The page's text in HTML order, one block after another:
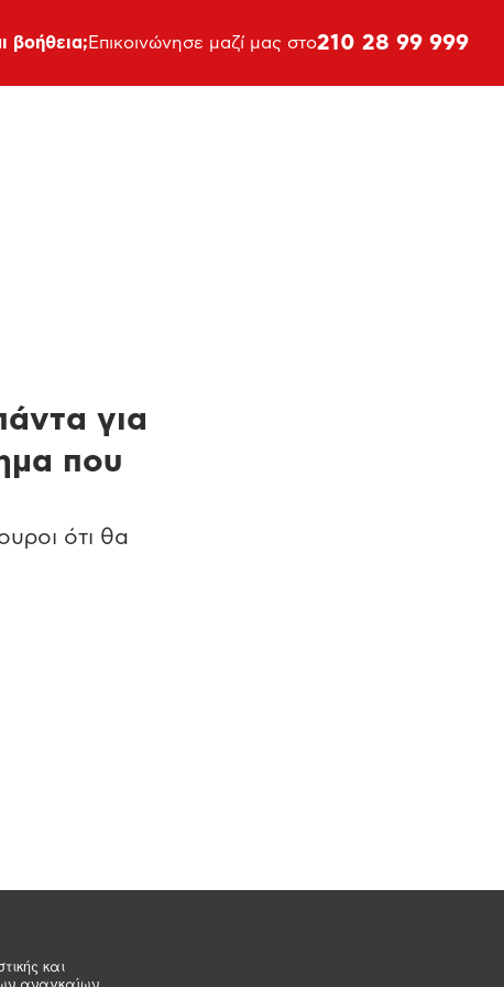
και
βοήθεια; Επικοινώνησε μαζί μας στο210 28 99 999
για
που
ότι θα